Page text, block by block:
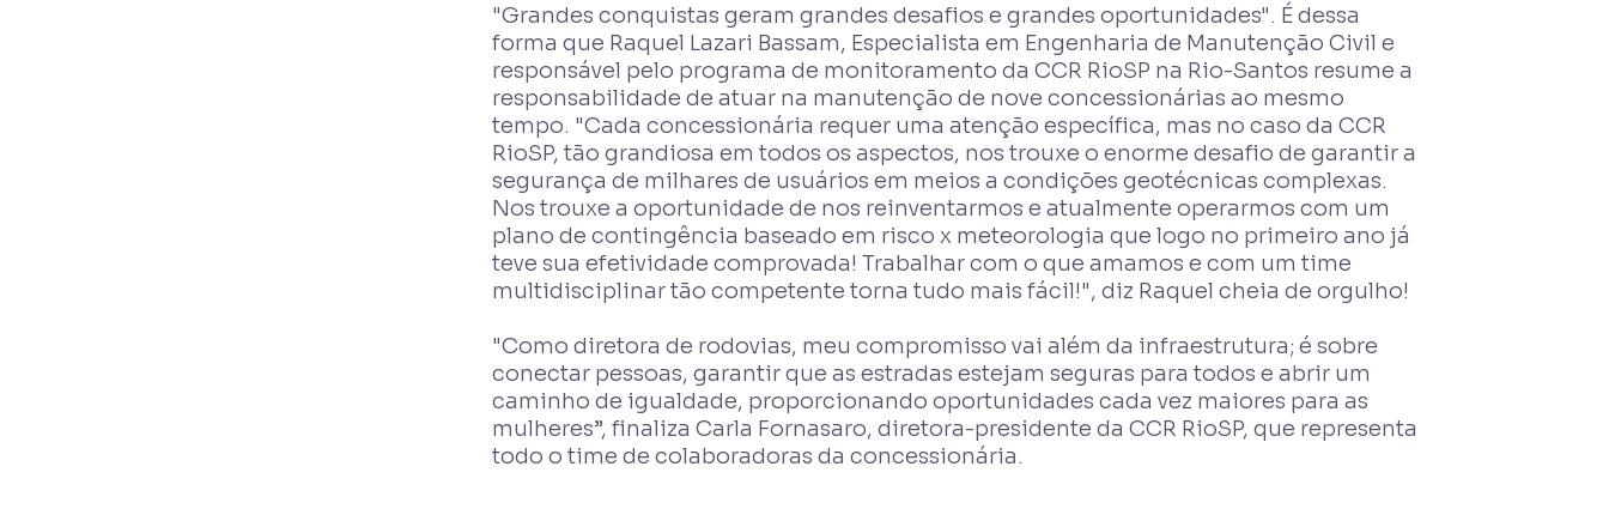
"Grandes conquistas geram grandes desafios e grandes oportunidades". É dessa
forma que Raquel Lazari Bassam, Especialista em Engenharia de Manutenção Civil e
responsável pelo programa de monitoramento da CCR RioSP na Rio-Santos resume a
responsabilidade de atuar na manutenção de nove concessionárias ao mesmo
tempo. "Cada concessionária requer uma atenção específica, mas no caso da CCR
RioSP, tão grandiosa em todos os aspectos, nos trouxe o enorme desafio de garantir a
segurança de milhares de usuários em meios a condições geotécnicas complexas.
Nos trouxe a oportunidade de nos reinventarmos e atualmente operarmos com um
plano de contingência baseado em risco x meteorologia que logo no primeiro ano já
teve sua efetividade comprovada! Trabalhar com o que amamos e com um time
multidisciplinar tão competente torna tudo mais fácil!", diz Raquel cheia de orgulho!
"Como diretora de rodovias, meu compromisso vai além da infraestrutura; é sobre
conectar pessoas, garantir que as estradas estejam seguras para todos e abrir um
caminho de igualdade, proporcionando oportunidades cada vez maiores para as
mulheres”, finaliza Carla Fornasaro, diretora-presidente da CCR RioSP, que representa
todo o time de colaboradoras da concessionária.